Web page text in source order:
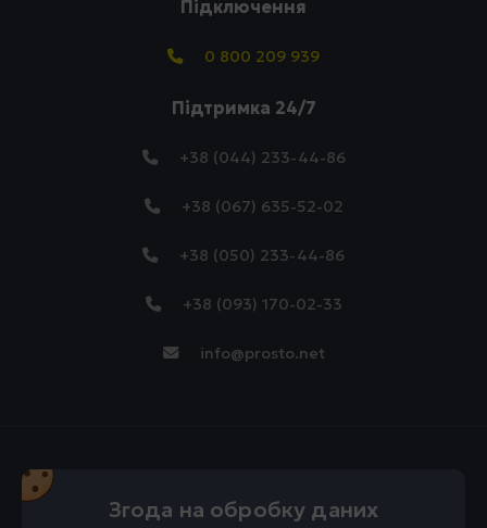
Підключення
0 800 209 939
Підтримка 24/7
+38 (044) 233-44-86
+38 (067) 635-52-02
+38 (050) 233-44-86
+38 (093) 170-02-33
info@prosto.net
Згода на обробку даних